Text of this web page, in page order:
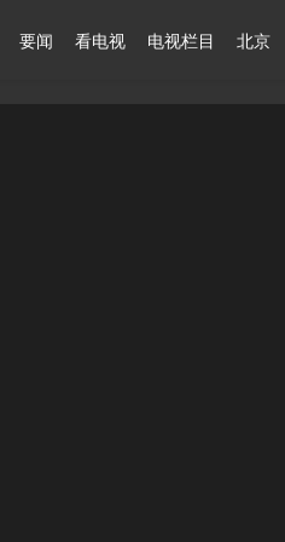
要闻 看电视 电视栏目 北京